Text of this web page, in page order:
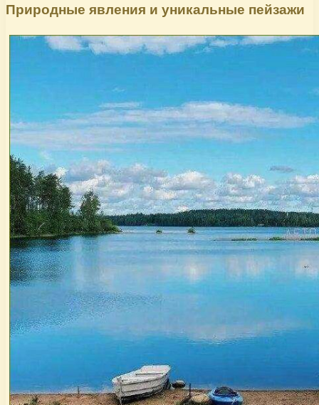
Природные явления и уникальные пейзажи